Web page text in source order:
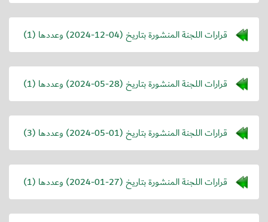
قرارات اللجنة المنشورة بتاريخ (2024-12-04) وعددها (1)
قرارات اللجنة المنشورة بتاريخ (2024-05-28) وعددها (1)
قرارات اللجنة المنشورة بتاريخ (2024-05-01) وعددها (3)
قرارات اللجنة المنشورة بتاريخ (2024-01-27) وعددها (1)